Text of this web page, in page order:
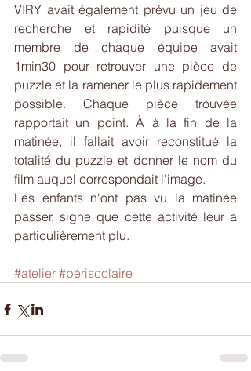
VIRY avait également prévu un jeu de
recherche et rapidité puisque un
membre de chaque équipe avait
1min30 pour retrouver une pièce de
puzzle et la ramener le plus rapidement
possible. Chaque pièce trouvée
rapportait un point. À à la fin de la
matinée, il fallait avoir reconstitué la
totalité du puzzle et donner le nom du
film auquel correspondait l'image.
Les enfants n'ont pas vu la matinée
passer, signe que cette activité leur a
particulièrement plu.
#atelier #périscolaire